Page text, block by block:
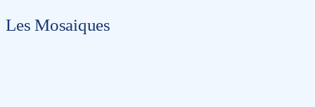
Les Mosaiques